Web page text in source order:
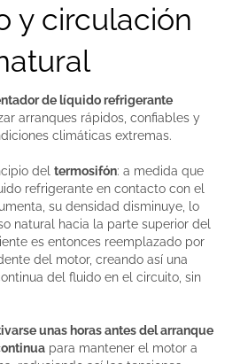
y circulación
de líquido refrigerante
arranques rápidos, confiables y
climáticas extremas.
del termosifón: a medida que
refrigerante en contacto con el
su densidad disminuye, lo
natural hacia la parte superior del
es entonces reemplazado por
del motor, creando así una
del fluido en el circuito, sin
unas horas antes del arranque
para mantener el motor a